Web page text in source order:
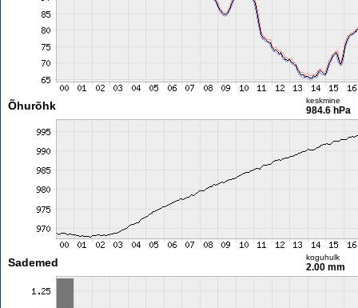
Õhurõhk keskmine
984.6 hPa
Sademed koguhulk
2.00 mm